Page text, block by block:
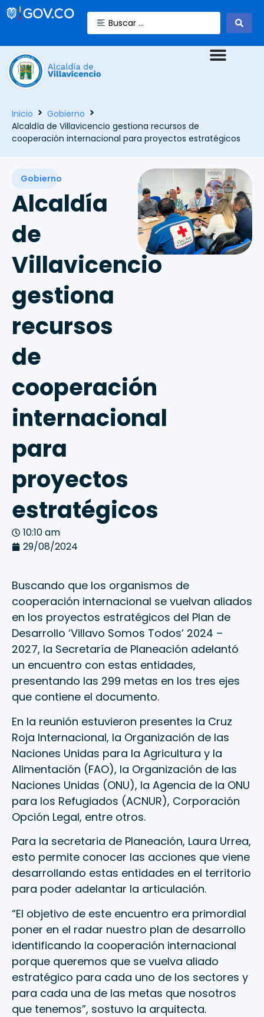
Inicio
Gobierno
Alcaldía de Villavicencio gestiona recursos de
cooperación internacional para proyectos estratégicos
Gobierno
Alcaldía
de
Villavicencio
gestiona
recursos
de
cooperación
internacional
para
proyectos
estratégicos
10:10 am
29/08/2024
Buscando que los organismos de
cooperación internacional se vuelvan aliados
en los proyectos estratégicos del Plan de
Desarrollo ‘Villavo Somos Todos’ 2024 –
2027, la Secretaría de Planeación adelantó
un encuentro con estas entidades,
presentando las 299 metas en los tres ejes
que contiene el documento.
En la reunión estuvieron presentes la Cruz
Roja Internacional, la Organización de las
Naciones Unidas para la Agricultura y la
Alimentación (FAO), la Organización de las
Naciones Unidas (ONU), la Agencia de la ONU
para los Refugiados (ACNUR), Corporación
Opción Legal, entre otros.
Para la secretaria de Planeación, Laura Urrea,
esto permite conocer las acciones que viene
desarrollando estas entidades en el territorio
para poder adelantar la articulación.
“El objetivo de este encuentro era primordial
poner en el radar nuestro plan de desarrollo
identificando la cooperación internacional
porque queremos que se vuelva aliado
estratégico para cada uno de los sectores y
para cada una de las metas que nosotros
que tenemos”, sostuvo la arquitecta.